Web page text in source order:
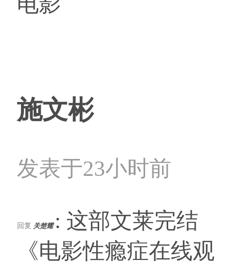
施文彬
发表于23小时前
回复 关楚耀 : 这部文莱完结
《电影性瘾症在线观